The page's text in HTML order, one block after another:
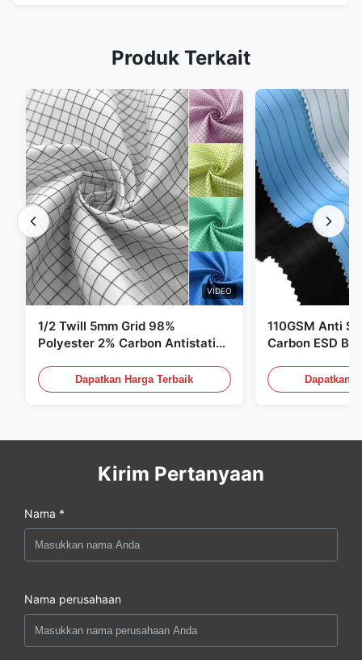
Produk Terkait
VIDEO
1/2 Twill 5mm Grid 98%
Polyester 2% Carbon Antistatic
Dapatkan Harga Terbaik
110GSM Anti
Carbon ESD
Dapatkan
Kirim Pertanyaan
Nama *
Nama perusahaan